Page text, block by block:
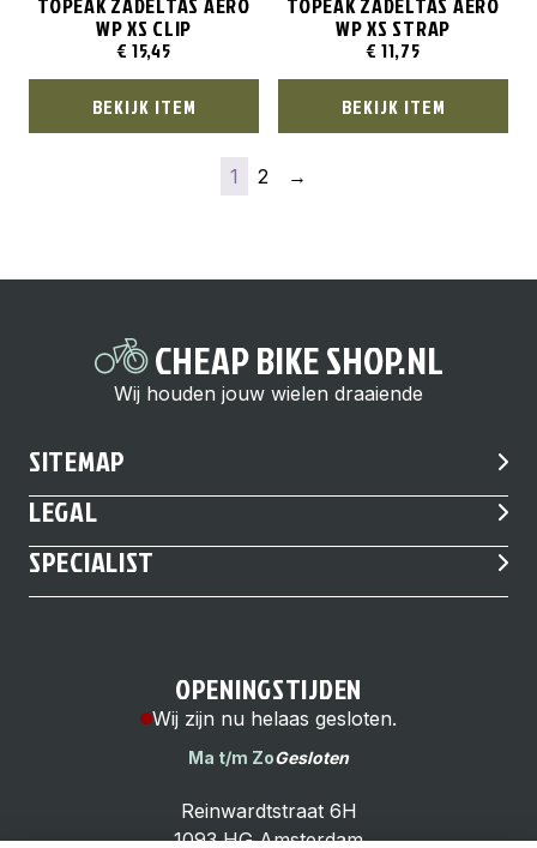
WP XS CLIP
€ 15,45
BEKIJK ITEM
WP XS STRAP
€ 11,75
BEKIJK ITEM
1 2 →
CHEAP BIKE SHOP.NL
Wij houden jouw wielen draaiende
SITEMAP
LEGAL
SPECIALIST
OPENINGSTIJDEN
Wij zijn nu helaas gesloten.
Ma t/m ZoGesloten
Reinwardtstraat 6H
1093 HG Amsterdam